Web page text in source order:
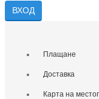
Плащане
Доставка
Карта на